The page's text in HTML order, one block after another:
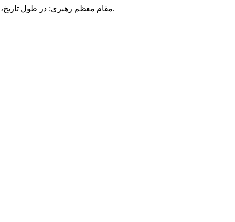
مقام معظم رهبری: در طول تاریخ، رنگ های گوناگون بر سیاست این کشور پهناور سایه افکند؛ اما رنگ ثابت مردم گیلان، رنگ ایمان بود.